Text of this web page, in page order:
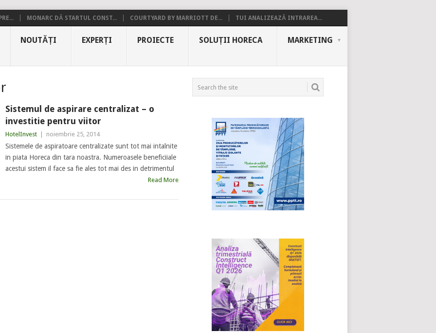
MONARC DĂ STARTUL CONST... COURTYARD BY MARRIOTT DE... TUI ANALIZEAZĂ INTRAREA...
NOUTĂȚI EXPERȚI PROIECTE SOLUȚII HORECA MARKETING
Sistemul de aspirare centralizat – o
investitie pentru viitor
HotelInvest noiembrie 25, 2014
Sistemele de aspiratoare centralizate sunt tot mai intalnite
in piata Horeca din tara noastra. Numeroasele beneficiiale
acestui sistem il face sa fie ales tot mai des in detrimentul
Read More